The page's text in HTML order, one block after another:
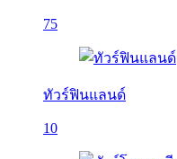
75
ทัวร์ฟินแลนด์
10